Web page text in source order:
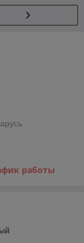
работы